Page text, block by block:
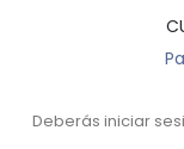
Deberás iniciar